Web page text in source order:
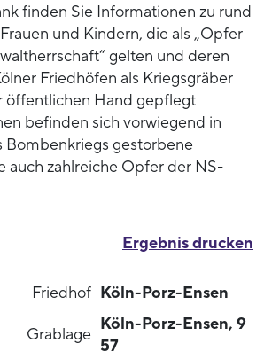
finden Sie Informationen zu rund
und Kindern, die als „Opfer
gelten und deren
Friedhöfen als Kriegsgräber
öffentlichen Hand gepflegt
befinden sich vorwiegend in
Bombenkriegs gestorbene
auch zahlreiche Opfer der NS-
Ergebnis drucken
Friedhof Köln-Porz-Ensen
Grablage
Köln-Porz-Ensen, 9
57